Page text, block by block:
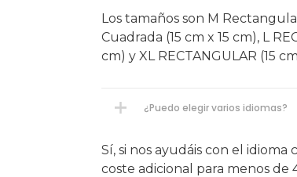
Los tamaños son M
Cuadrada (15 cm x 15 cm), L
cm) y XL RECTANGULAR (15
¿Puedo elegir varios idiomas?
Sí, si nos ayudáis con el
coste adicional para menos de